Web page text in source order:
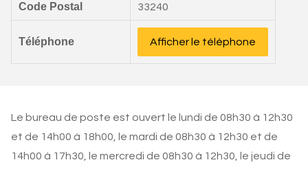
Code Postal 33240
Téléphone Afficher le téléphone
Le bureau de poste est ouvert le lundi de 08h30 à 12h30
et de 14h00 à 18h00, le mardi de 08h30 à 12h30 et de
14h00 à 17h30, le mercredi de 08h30 à 12h30, le jeudi de